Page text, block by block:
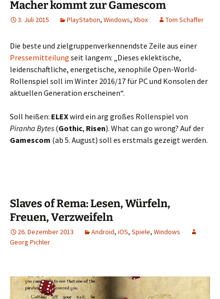
Macher kommt zur Gamescom
3. Juli 2015 PlayStation, Windows, Xbox Tom Schaffer
Die beste und zielgruppenverkennendste Zeile aus einer
Pressemitteilung seit langem: „Dieses eklektische,
leidenschaftliche, energetische, xenophile Open-World-
Rollenspiel soll im Winter 2016/17 für PC und Konsolen der
aktuellen Generation erscheinen“.
Soll heißen: ELEXwird ein arg großes Rollenspiel von
Piranha Bytes (Gothic, Risen). What can go wrong? Auf der
Gamescom (ab 5. August) soll es erstmals gezeigt werden.
Slaves of Rema: Lesen, Würfeln,
Freuen, Verzweifeln
26. Dezember 2013 Android, iOS, Spiele, Windows
Georg Pichler